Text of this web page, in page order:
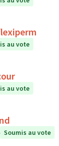
au vote
au vote
Soumis au vote